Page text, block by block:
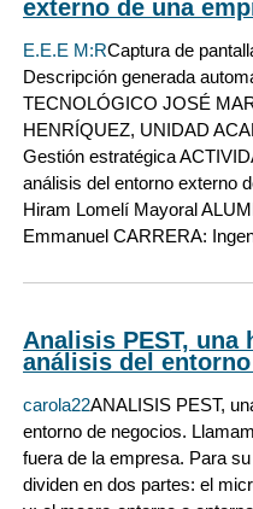
externo de una
E.E.E M:RCaptura de
Descripción generada
TECNOLÓGICO JOSÉ
HENRÍQUEZ, UNIDAD
Gestión estratégica
análisis del entorno externo
Hiram Lomelí Mayoral
Emmanuel CARRERA:
Analisis PEST, una
análisis del
carola22ANALISIS PEST,
entorno de negocios.
fuera de la empresa. Para
dividen en dos partes: el